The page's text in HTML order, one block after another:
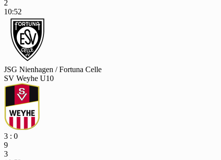
2
10:52
JSG Nienhagen / Fortuna Celle
SV Weyhe U10
3 : 0
9
3